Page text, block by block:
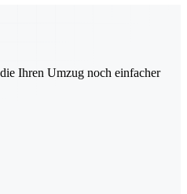
Ihren Umzug noch einfacher